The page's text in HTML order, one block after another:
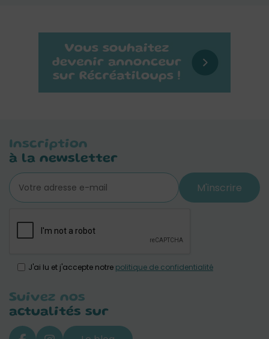
Inscription
à la newsletter
M'inscrire
J'ai lu et j'accepte notre politique de confidentialité
Suivez nos
actualités sur